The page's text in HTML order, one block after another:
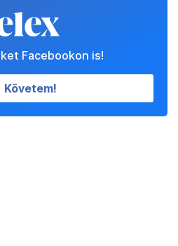
Facebookon is!
Követem!